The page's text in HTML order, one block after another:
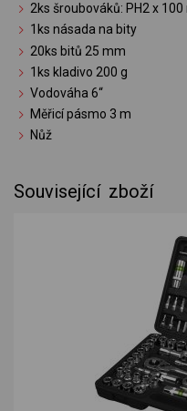
2ks šroubováků: PH2 x
1ks násada na bity
20ks bitů 25 mm
1ks kladivo 200 g
Vodováha 6“
Měřicí pásmo 3 m
Nůž
Související zboží